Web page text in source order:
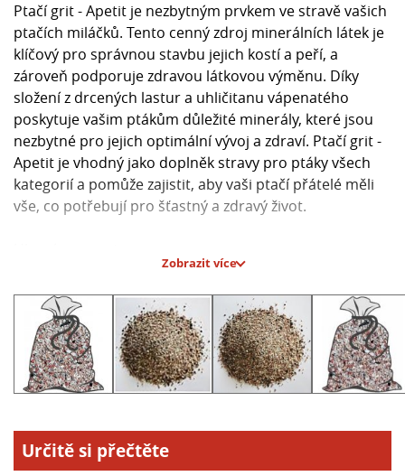
Ptačí grit - Apetit je nezbytným prvkem ve stravě vašich
ptačích miláčků. Tento cenný zdroj minerálních látek je
klíčový pro správnou stavbu jejich kostí a peří, a
zároveň podporuje zdravou látkovou výměnu. Díky
složení z drcených lastur a uhličitanu vápenatého
poskytuje vašim ptákům důležité minerály, které jsou
nezbytné pro jejich optimální vývoj a zdraví. Ptačí grit -
Apetit je vhodný jako doplněk stravy pro ptáky všech
kategorií a pomůže zajistit, aby vaši ptačí přátelé měli
vše, co potřebují pro šťastný a zdravý život.
- Složení: drcené lastury, uhličitan vápenatý
- Minerální doplněk pro ptačí krmnou dávku
- Podporuje stavbu kostí a peří
- Důležitý pro zdravou látkovou výměnu
Zobrazit více
Určitě si přečtěte